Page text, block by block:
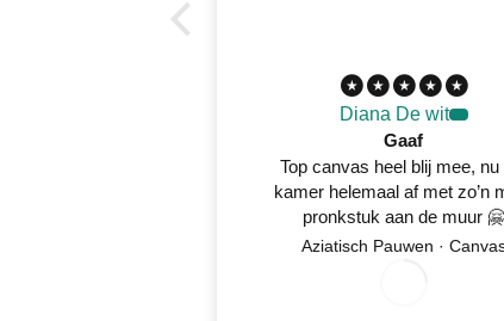
Diana De wit
Gaaf
Top canvas heel blij mee, nu
kamer helemaal af met zo’n
pronkstuk aan de muur 🤗
Aziatisch Pauwen ·